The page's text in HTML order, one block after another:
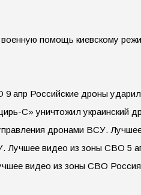
помощь киевскому
апр Российские дроны
С» уничтожил украинский
дронами ВСУ.
видео из зоны СВО 5
видео из зоны СВО Россия